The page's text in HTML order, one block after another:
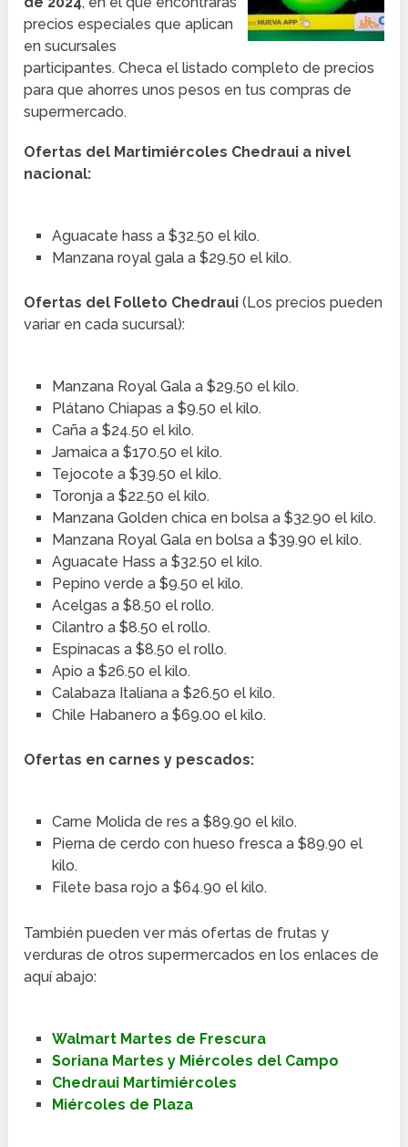
precios especiales que aplican
en sucursales
participantes. Checa el listado completo de precios
para que ahorres unos pesos en tus compras de
supermercado.
Ofertas del Martimiércoles Chedraui a nivel
nacional:
Aguacate hass a $32.50 el kilo.
Manzana royal gala a $29.50 el kilo.
Ofertas del Folleto Chedraui (Los precios pueden
variar en cada sucursal):
Manzana Royal Gala a $29.50 el kilo.
Plátano Chiapas a $9.50 el kilo.
Caña a $24.50 el kilo.
Jamaica a $170.50 el kilo.
Tejocote a $39.50 el kilo.
Toronja a $22.50 el kilo.
Manzana Golden chica en bolsa a $32.90 el kilo.
Manzana Royal Gala en bolsa a $39.90 el kilo.
Aguacate Hass a $32.50 el kilo.
Pepino verde a $9.50 el kilo.
Acelgas a $8.50 el rollo.
Cilantro a $8.50 el rollo.
Espinacas a $8.50 el rollo.
Apio a $26.50 el kilo.
Calabaza Italiana a $26.50 el kilo.
Chile Habanero a $69.00 el kilo.
Ofertas en carnes y pescados:
Carne Molida de res a $89.90 el kilo.
Pierna de cerdo con hueso fresca a $89.90 el
kilo.
Filete basa rojo a $64.90 el kilo.
También pueden ver más ofertas de frutas y
verduras de otros supermercados en los enlaces de
aquí abajo:
Walmart Martes de Frescura
Soriana Martes y Miércoles del Campo
Chedraui Martimiércoles
Miércoles de Plaza